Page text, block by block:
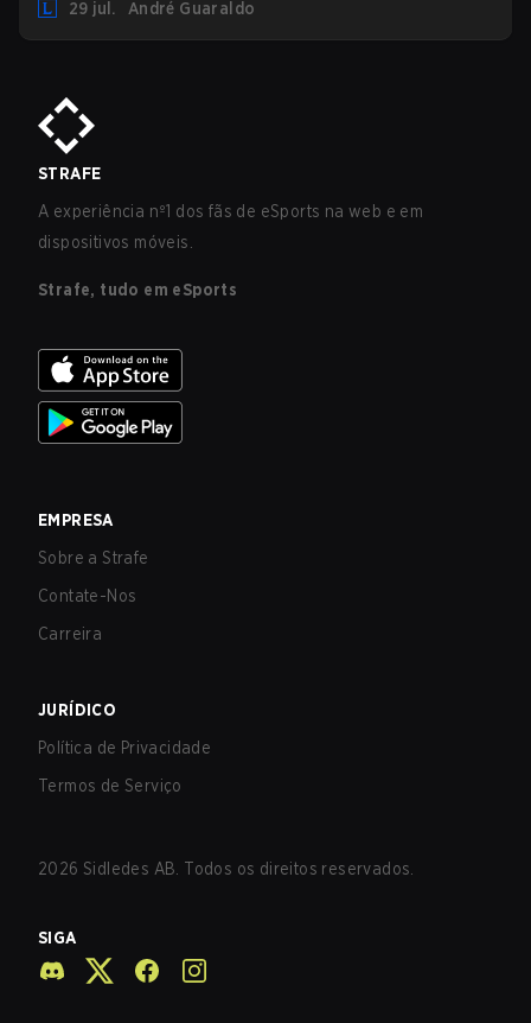
29 jul.
André Guaraldo
STRAFE
A experiência nº1 dos fãs de eSports na web e em
dispositivos móveis.
Strafe, tudo em eSports
EMPRESA
Sobre a Strafe
Contate-Nos
Carreira
JURÍDICO
Política de Privacidade
Termos de Serviço
2026 Sidledes AB. Todos os direitos reservados.
SIGA